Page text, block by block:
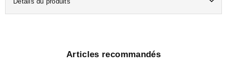
Articles recommandés